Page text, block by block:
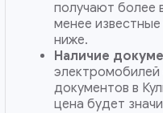
получают более
менее
ниже.
Наличие
документов в
цена будет